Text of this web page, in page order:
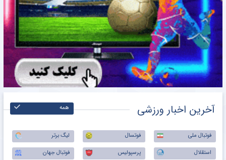
آخرین اخبار ورزشی همه
فوتبال ملی فوتسال
لیگ برتر
استقلال
پرسپولیس
فوتبال جهان